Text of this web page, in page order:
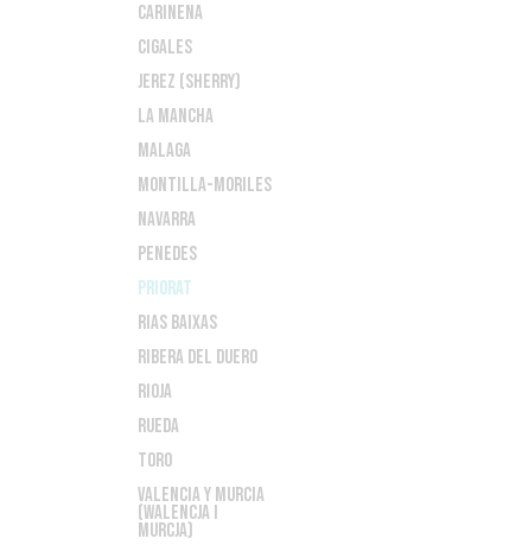
Carinena
Cigales
Jerez (Sherry)
La Mancha
Malaga
Montilla-Moriles
Navarra
Penedes
Priorat
Rias Baixas
Ribera del Duero
Rioja
Rueda
Toro
Valencia y Murcia
(Walencja i
Murcja)